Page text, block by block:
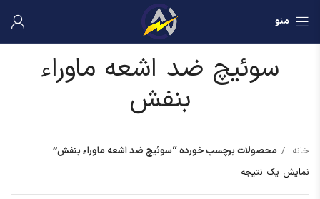
منو
سوئیچ ضد اشعه ماوراء
بنفش
خانه
محصولات برچسب خورده “سوئیچ ضد اشعه ماوراء بنفش”
نمایش یک نتیجه